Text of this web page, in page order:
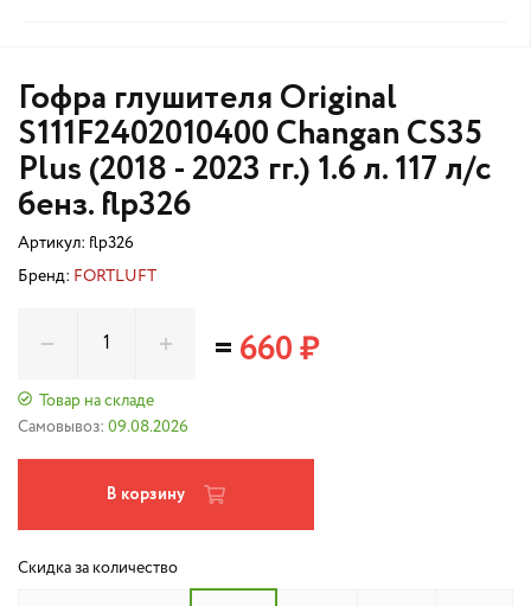
Гофра глушителя Original
S111F2402010400 Changan CS35
Plus (2018 - 2023 гг.) 1.6 л. 117 л/с
бенз. flp326
Артикул: flp326
Бренд: FORTLUFT
Товар на складе
Самовывоз: 09.08.2026
=660 ₽
В корзину
Скидка за количество